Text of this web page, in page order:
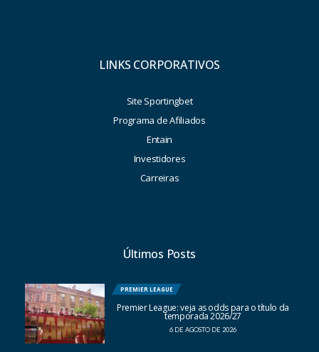
LINKS CORPORATIVOS
Site Sportingbet
Programa de Afiliados
Entain
Investidores
Carreiras
Últimos Posts
PREMIER LEAGUE
Premier League: veja as odds para o título da
temporada 2026/27
6 DE AGOSTO DE 2026